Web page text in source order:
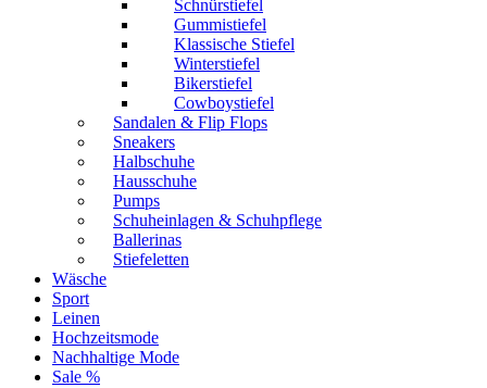
Schnürstiefel
Gummistiefel
Klassische Stiefel
Winterstiefel
Bikerstiefel
Cowboystiefel
Sandalen & Flip Flops
Sneakers
Halbschuhe
Hausschuhe
Pumps
Schuheinlagen & Schuhpflege
Ballerinas
Stiefeletten
Wäsche
Sport
Leinen
Hochzeitsmode
Nachhaltige Mode
Sale %